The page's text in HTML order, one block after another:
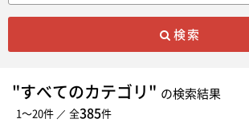
検索
"すべてのカテゴリ" の検索結果
1～20件 ／ 全385件